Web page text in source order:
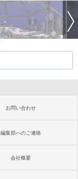
お問い合わせ
編集部へのご連絡
会社概要